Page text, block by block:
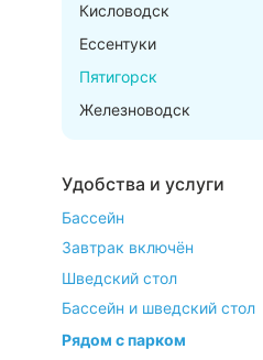
Кисловодск
Ессентуки
Пятигорск
Железноводск
Удобства и услуги
Бассейн
Завтрак включён
Шведский стол
Бассейн и шведский стол
Рядом с парком